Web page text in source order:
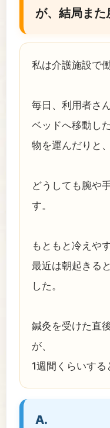
が、結局また
私は介護施設で
毎日、利用者さ
ベッドへ移動した
物を運んだりと、
どうしても腕や
す。
もともと冷えや
最近は朝起きる
した。
鍼灸を受けた直
が、
1週間くらいする
A.